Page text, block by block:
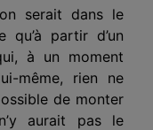
serait dans le
qu’à partir d’un
à un moment
même, rien ne
de monter
aurait pas le